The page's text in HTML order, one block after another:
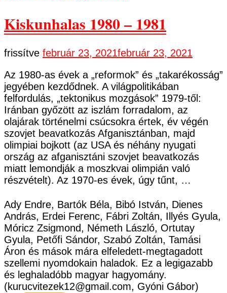
Kiskunhalas 1980 – 1981
frissítve február 23, 2021február 23, 2021
Az 1980-as évek a „reformok” és „takarékosság”
jegyében kezdődnek. A világpolitikában
felfordulás, „tektonikus mozgások” 1979-től:
Iránban győzött az iszlám forradalom, az
olajárak történelmi csúcsokra értek, év végén
szovjet beavatkozás Afganisztánban, majd
olimpiai bojkott (az USA és néhány nyugati
ország az afganisztáni szovjet beavatkozás
miatt lemondják a moszkvai olimpián való
részvételt). Az 1970-es évek, úgy tűnt, …
Ady Endre, Bartók Béla, Bibó István, Dienes
András, Erdei Ferenc, Fábri Zoltán, Illyés Gyula,
Móricz Zsigmond, Németh László, Ortutay
Gyula, Petőfi Sándor, Szabó Zoltán, Tamási
Áron és mások mára elfeledett-megtagadott
szellemi nyomdokain haladok. Ez a legigazabb
és leghaladóbb magyar hagyomány.
(kurucvitezek12@gmail.com, Gyóni Gábor)